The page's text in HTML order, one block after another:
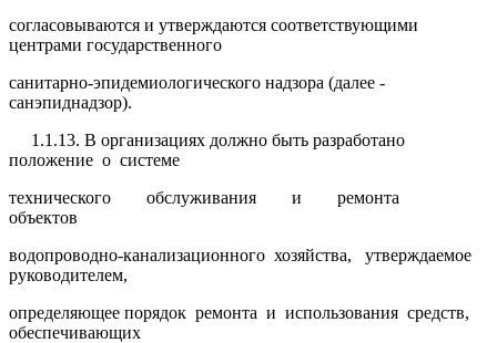
согласовываются и утверждаются соответствующими
центрами государственного
санитарно-эпидемиологического надзора (далее -
санэпиднадзор).
1.1.13. В организациях должно быть разработано
положение о системе
технического обслуживания и ремонта
объектов
водопроводно-канализационного хозяйства, утверждаемое
руководителем,
определяющее порядок ремонта и использования средств,
обеспечивающих